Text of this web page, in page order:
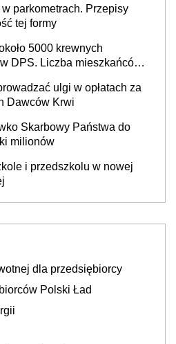
w parkometrach. Przepisy
tej formy
5000 krewnych
w DPS. Liczba mieszkańców
ulgi w opłatach za
Dawców Krwi
Skarbowy Państwa do
milionów
i przedszkolu w nowej
dla przedsiębiorcy
Polski Ład